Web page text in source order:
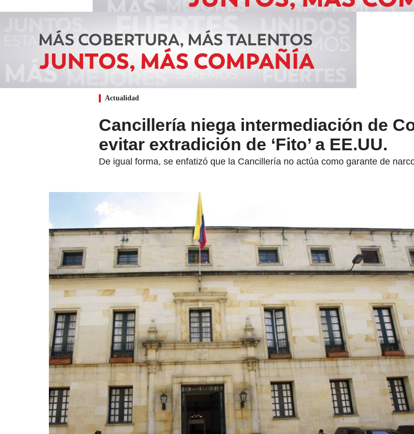
Actualidad
Cancillería niega intermediación de
evitar extradición de ‘Fito’ a EE.UU.
De igual forma, se enfatizó que la Cancillería no actúa como garante de